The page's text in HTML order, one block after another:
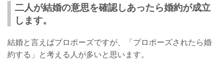
二人が結婚の意思を確認しあったら婚約が成立
します。
結婚と言えばプロポーズですが、「プロポーズされたら婚
約する」と考える人が多いと思います。